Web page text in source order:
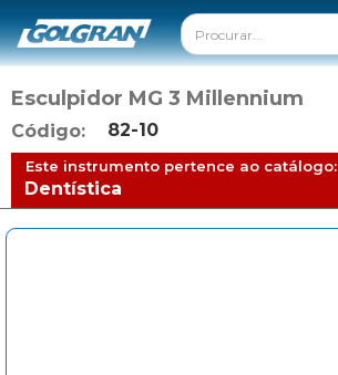
Esculpidor MG 3 Millennium
Código: 82-10
Este instrumento pertence ao catálogo:
Dentística